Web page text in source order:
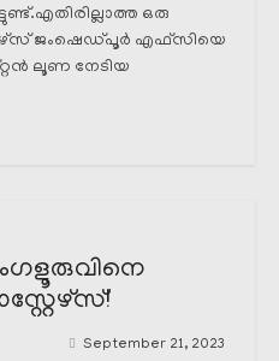
ഒരു
ജംഷെഡ്പൂർ എഫ്സിയെ
ലൂണ നേടിയ
September 21, 2023